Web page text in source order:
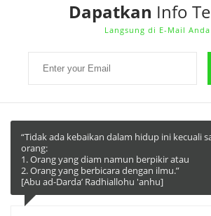
Dapatkan Info
Langsung di E-Mail Anda
“Tidak ada kebaikan dalam hidup ini kecuali
orang:
1. Orang yang diam namun berpikir atau
2. Orang yang berbicara dengan ilmu.”
[Abu ad-Darda’ Radhiallohu 'anhu]